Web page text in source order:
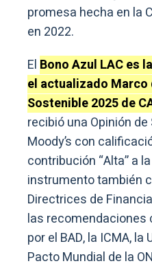
promesa hecha en la
en 2022.
El Bono Azul LAC es
el actualizado
Sostenible 2025 de
recibió una Opinión
Moody’s con
contribución “Alta” a
instrumento también
Directrices de
las
por el BAD, la ICMA, la
Pacto Mundial de la